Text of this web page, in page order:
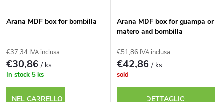
r
d
o
t
t
i
Arana MDF box for bombilla
€37,34 IVA inclusa
€30,86/ ks
In stock 5 ks
NEL CARRELLO
Arana MDF box for guampa or
matero and bombilla
€51,86 IVA inclusa
€42,86/ ks
sold
DETTAGLIO